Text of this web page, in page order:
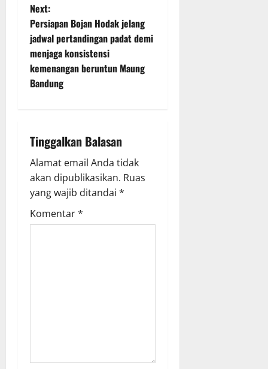
t
n
a
v
g
a
t
i
Next:
Persiapan Bojan Hodak jelang
jadwal pertandingan padat demi
menjaga konsistensi
kemenangan beruntun Maung
Bandung
Tinggalkan Balasan
Alamat email Anda tidak
akan dipublikasikan. Ruas
yang wajib ditandai *
Komentar*